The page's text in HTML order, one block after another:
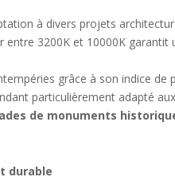
à divers projets
3200K et 10000K
grâce à son indice de
particulièrement adapté
de monuments
durable